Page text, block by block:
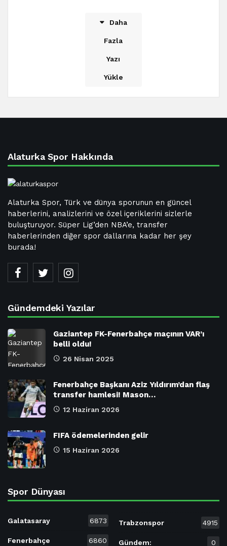
Daha
Fazla
Yazı
Yükle
Alaturka Spor Hakkında
Alaturka Spor, Türk ve dünya sporunun en güncel
haberlerini, analizlerini ve özel içeriklerini sizlerle
buluşturuyor. Süper Lig’den NBA’e, transfer
haberlerinden diğer spor dallarına kadar her şey
burada!
Gündemdeki Yazılar
Gaziantep FK-Fenerbahçe maçının VAR’ı
belli oldu!
26 Nisan 2025
Fenerbahçe Başkanı Aziz Yıldırım’dan flaş
transfer hamlesi! Mason…
12 Haziran 2026
FIFA ödemelerinden gelir
15 Haziran 2026
Spor Dünyası
Galatasaray 6873
Fenerbahçe 6860
Trabzonspor 4915
Gündem: 0